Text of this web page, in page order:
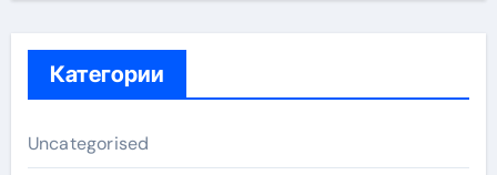
Категории
Uncategorised